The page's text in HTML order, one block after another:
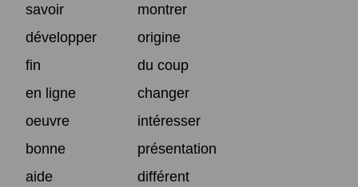
savoir
montrer
développer
origine
fin
du coup
en ligne
changer
oeuvre
intéresser
bonne
présentation
aide
différent